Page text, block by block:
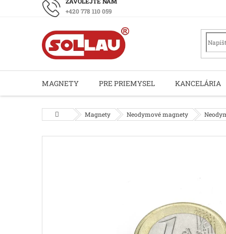
+420 778 110 059
MAGNETY PRE PRIEMYSEL KANCELÁRIA
DomovMagnety Neodymové magnety